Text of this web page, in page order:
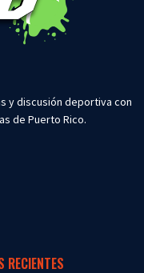
y discusión deportiva con
de Puerto Rico.
RECIENTES